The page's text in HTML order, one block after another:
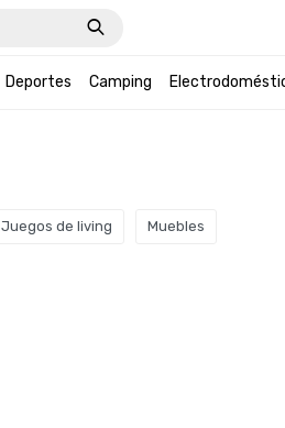
Deportes Camping
Juegos de living Muebles